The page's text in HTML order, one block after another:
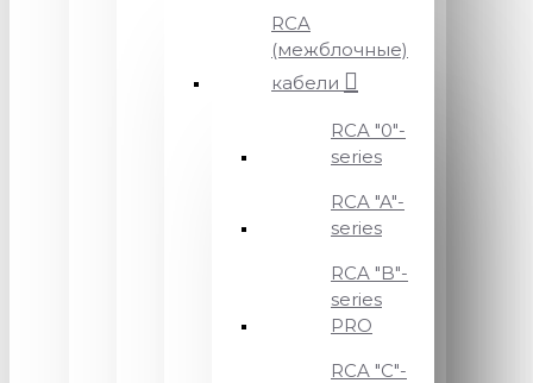
RCA
(межблочные)
кабели
RCA "0"-
series
RCA "A"-
series
RCA "B"-
series
PRO
RCA "C"-